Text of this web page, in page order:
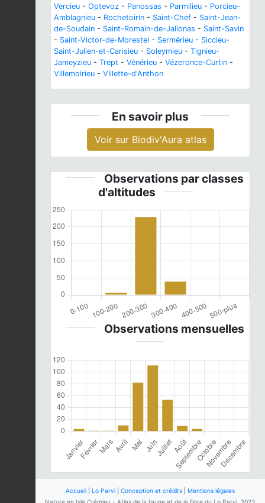
Vercieu - Optevoz - Panossas - Parmilieu - Porcieu-
Amblagnieu - Rochetoirin - Saint-Chef - Saint-Jean-
de-Soudain - Saint-Romain-de-Jalionas - Saint-Savin
- Saint-Victor-de-Morestel - Sermérieu - Siccieu-
Saint-Julien-et-Carisieu - Soleymieu - Tignieu-
Jameyzieu - Trept - Vénérieu - Vézeronce-Curtin -
Villemoirieu - Villette-d'Anthon
En savoir plus
Voir sur Biodiv'Aura atlas
Observations par classes
d'altitudes
Observations mensuelles
Accueil Lo Parvi Conception et crédits
Mentions légales